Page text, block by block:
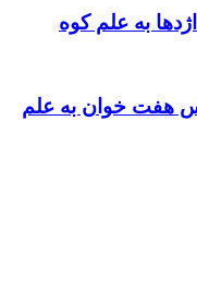
به علم کوه
هفت خوان به علم